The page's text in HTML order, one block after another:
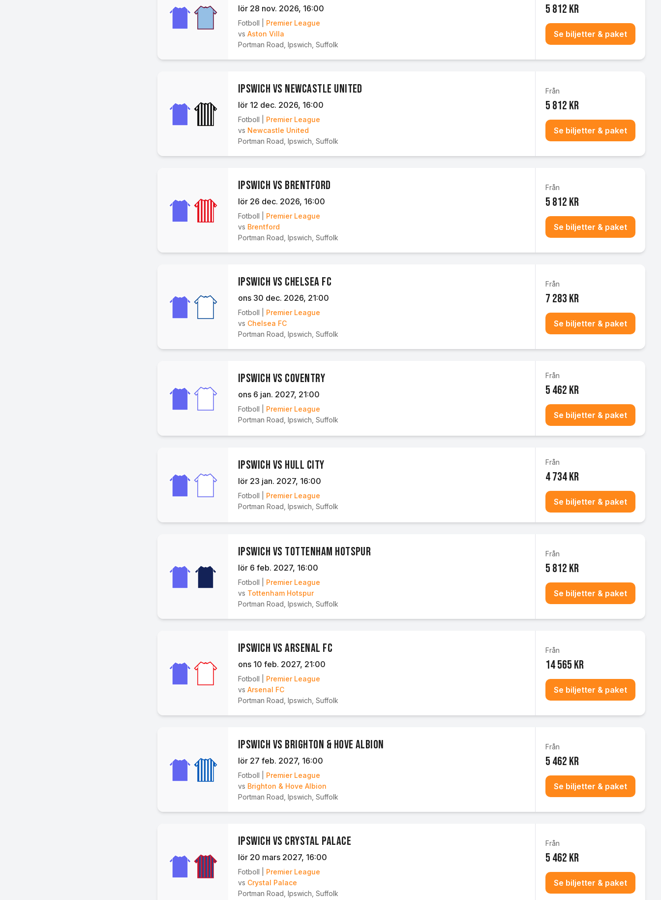
lör 28 nov. 2026, 16:00
Fotboll
Premier League
vs Aston Villa
Portman Road Ipswich, Suffolk
5 812 kr
Se biljetter & paket
Ipswich vs Newcastle United
lör 12 dec. 2026, 16:00
Fotboll
Premier League
vs Newcastle United
Portman Road Ipswich, Suffolk
Från
5 812 kr
Se biljetter & paket
Ipswich vs Brentford
lör 26 dec. 2026, 16:00
Fotboll
Premier League
vs Brentford
Portman Road Ipswich, Suffolk
Från
5 812 kr
Se biljetter & paket
Ipswich vs Chelsea FC
ons 30 dec. 2026, 21:00
Fotboll
Premier League
vs Chelsea FC
Portman Road Ipswich, Suffolk
Från
7 283 kr
Se biljetter & paket
Ipswich vs Coventry
ons 6 jan. 2027, 21:00
Fotboll
Premier League
Portman Road Ipswich, Suffolk
Från
5 462 kr
Se biljetter & paket
Ipswich vs Hull City
lör 23 jan. 2027, 16:00
Fotboll
Premier League
Portman Road Ipswich, Suffolk
Från
4 734 kr
Se biljetter & paket
Ipswich vs Tottenham Hotspur
lör 6 feb. 2027, 16:00
Fotboll
Premier League
vs Tottenham Hotspur
Portman Road Ipswich, Suffolk
Från
5 812 kr
Se biljetter & paket
Ipswich vs Arsenal FC
ons 10 feb. 2027, 21:00
Fotboll
Premier League
vs Arsenal FC
Portman Road Ipswich, Suffolk
Från
14 565 kr
Se biljetter & paket
Ipswich vs Brighton & Hove Albion
lör 27 feb. 2027, 16:00
Fotboll
Premier League
vs Brighton & Hove Albion
Portman Road Ipswich, Suffolk
Från
5 462 kr
Se biljetter & paket
Ipswich vs Crystal Palace
lör 20 mars 2027, 16:00
Fotboll
Premier League
vs Crystal Palace
Portman Road Ipswich, Suffolk
Från
5 462 kr
Se biljetter & paket